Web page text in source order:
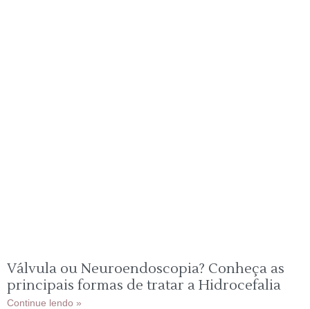
Válvula ou Neuroendoscopia? Conheça as
principais formas de tratar a Hidrocefalia
Continue lendo »